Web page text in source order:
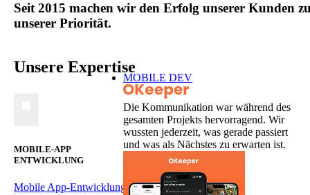
Seit 2015 machen wir den Erfolg unserer Kunden
unserer Priorität.
Unsere Expertise
MOBILE-APP
ENTWICKLUNG
Mobile App-Entwicklung
MOBILE DEV
Die Kommunikation war während des
gesamten Projekts hervorragend. Wir
wussten jederzeit, was gerade passiert
und was als Nächstes zu erwarten ist.